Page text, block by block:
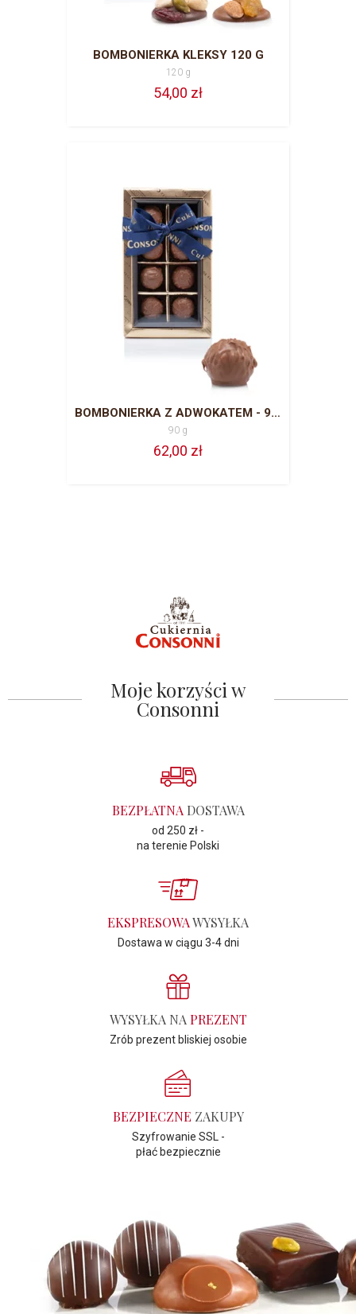
BOMBONIERKA KLEKSY 120 G
120 g
54,00 zł
BOMBONIERKA Z ADWOKATEM - 90 G
90 g
62,00 zł
Moje korzyści w
Consonni
BEZPŁATNA DOSTAWA
od 250 zł -
na terenie Polski
EKSPRESOWAWYSYŁKA
Dostawa w ciągu 3-4 dni
WYSYŁKA NA PREZENT
Zrób prezent bliskiej osobie
BEZPIECZNE ZAKUPY
Szyfrowanie SSL -
płać bezpiecznie